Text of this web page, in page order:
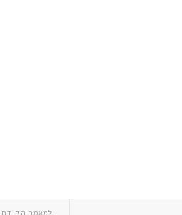
למאמר הקודם